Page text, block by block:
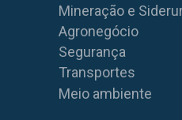
Mineração e
Agronegócio
Segurança
Transportes
Meio ambiente